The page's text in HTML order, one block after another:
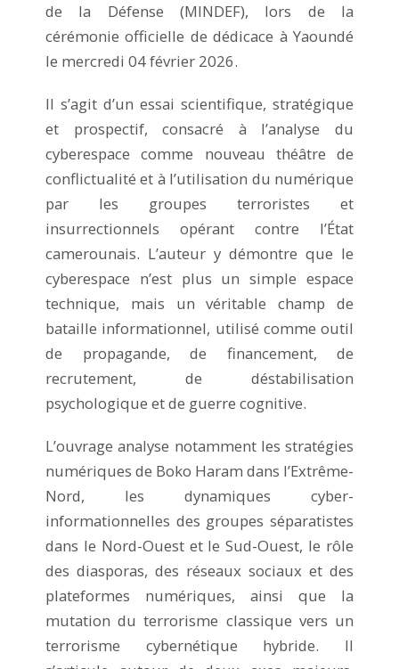
de la Défense (MINDEF), lors de la
cérémonie officielle de dédicace à Yaoundé
le mercredi 04 février 2026.
Il s’agit d’un essai scientifique, stratégique
et prospectif, consacré à l’analyse du
cyberespace comme nouveau théâtre de
conflictualité et à l’utilisation du numérique
par les groupes terroristes et
insurrectionnels opérant contre l’État
camerounais. L’auteur y démontre que le
cyberespace n’est plus un simple espace
technique, mais un véritable champ de
bataille informationnel, utilisé comme outil
de propagande, de financement, de
recrutement, de déstabilisation
psychologique et de guerre cognitive.
L’ouvrage analyse notamment les stratégies
numériques de Boko Haram dans l’Extrême-
Nord, les dynamiques cyber-
informationnelles des groupes séparatistes
dans le Nord-Ouest et le Sud-Ouest, le rôle
des diasporas, des réseaux sociaux et des
plateformes numériques, ainsi que la
mutation du terrorisme classique vers un
terrorisme cybernétique hybride. Il